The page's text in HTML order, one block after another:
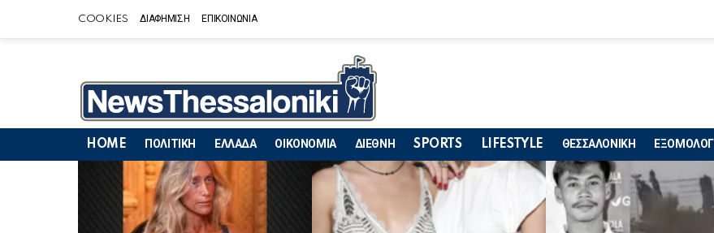
COOKIES ΔΙΑΦΗΜΙΣΗ ΕΠΙΚΟΙΝΩΝΙΑ
HOME ΠΟΛΙΤΙΚΗ ΕΛΛΑΔΑ ΟΙΚΟΝΟΜΙΑ ΔΙΕΘΝΗ SPORTS LIFESTYLE ΘΕΣΣΑΛΟΝΙΚΗ